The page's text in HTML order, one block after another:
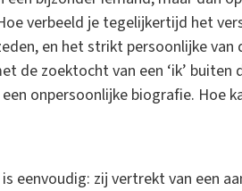
verbeeld je tegelijkertijd het
en het strikt persoonlijke
de zoektocht van een ‘ik’
onpersoonlijke biografie. Hoe
eenvoudig: zij vertrekt van een